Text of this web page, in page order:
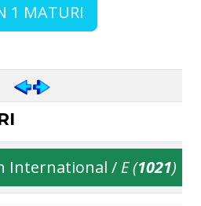
1 MATURI
International / E (1021)